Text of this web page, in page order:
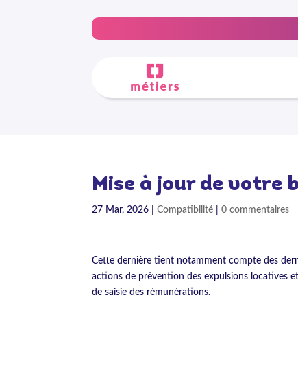
Mise à jour de votre
27 Mar, 2026 |Compatibilité |0 commentaires
Cette dernière tient notamment compte des
actions de prévention des expulsions locatives
de saisie des rémunérations.